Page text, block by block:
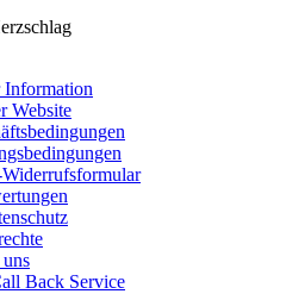
Information
Website
Back Service